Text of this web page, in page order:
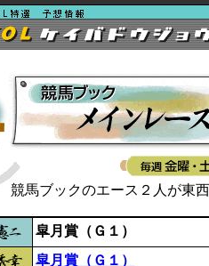
競馬ブックのエース２人が東
皐月賞（Ｇ１）
皐月賞（Ｇ１）